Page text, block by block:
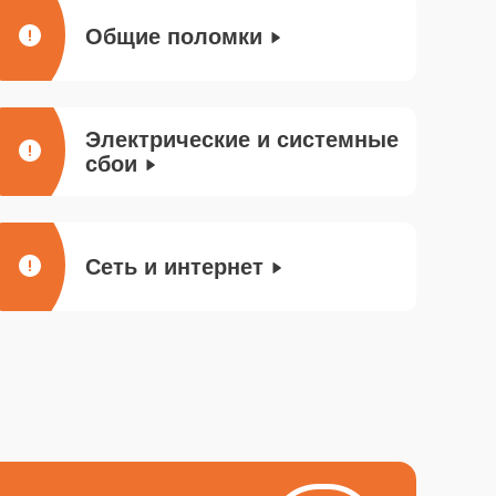
Общие поломки
Электрические и системные
сбои
Сеть и интернет